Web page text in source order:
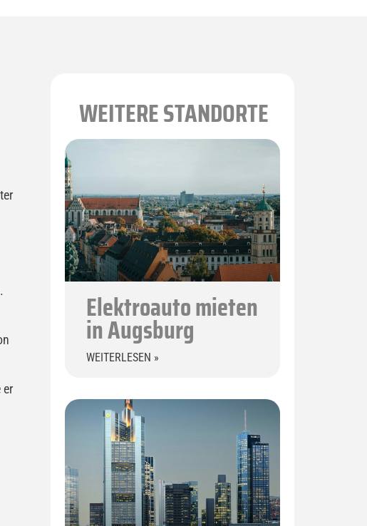
er
WEITERE STANDORTE
Elektroauto mieten
in Augsburg
WEITERLESEN »